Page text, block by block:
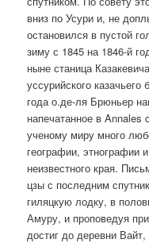
вниз по Усури и, не
остановился в пустой
зиму с 1845 на 1846-й
ныне станица
уссурийского
года о.де-ля Брюньер
напечатанное в
ученому миру много
географии, этнографии
неизвестного края.
цзы с последним
гиляцкую лодку, в
Амуру, и проповедуя
достиг до деревни